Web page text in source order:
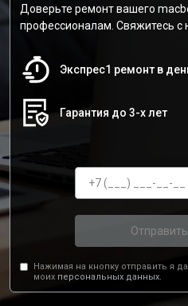
Доверьте ремонт вашего
профессионалам. Свяжитесь с
Экспрес1 ремонт в
Гарантия до 3-х лет
Нажимая на кнопку отправить я
моих персональных данных.